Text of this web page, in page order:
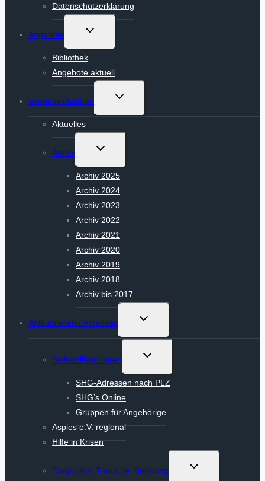
Datenschutzerklärung
Angebote
Untermenü
Bibliothek
Angebote aktuell
Vereinsaktivitäten
Untermenü
Aktuelles
Archiv
Untermenü
Archiv 2025
Archiv 2024
Archiv 2023
Archiv 2022
Archiv 2021
Archiv 2020
Archiv 2019
Archiv 2018
Archiv bis 2017
Anlaufstellen / Adressen
Untermenü
Selbsthilfegruppen
Untermenü
SHG-Adressen nach PLZ
SHG’s Online
Gruppen für Angehörige
Aspies e.V. regional
Hilfe in Krisen
Diagnostik, Therapie, Beratung
Untermenü